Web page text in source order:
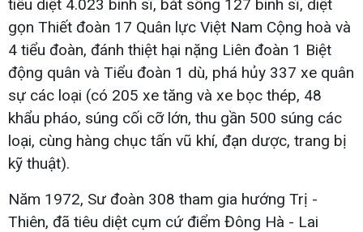
tiêu diệt 4.023 binh sĩ, bắt sống 127 binh sĩ, diệt
gọn Thiết đoàn 17 Quân lực Việt Nam Cộng hoà và
4 tiểu đoàn, đánh thiệt hại nặng Liên đoàn 1 Biệt
động quân và Tiểu đoàn 1 dù, phá hủy 337 xe quân
sự các loại (có 205 xe tăng và xe bọc thép, 48
khẩu pháo, súng cối cỡ lớn, thu gần 500 súng các
loại, cùng hàng chục tấn vũ khí, đạn dược, trang bị
kỹ thuật).
Năm 1972, Sư đoàn 308 tham gia hướng Trị -
Thiên, đã tiêu diệt cụm cứ điểm Đông Hà - Lai